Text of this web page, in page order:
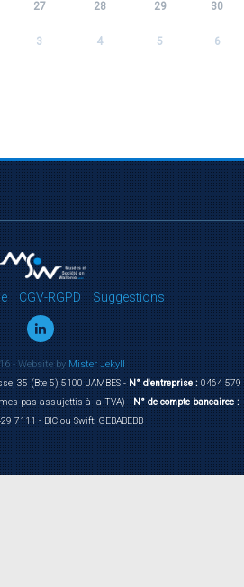
27 28 29 30
3 4 5 6
CGV-RGPD Suggestions
- Website byMister Jekyll
35 (Bte 5) 5100 JAMBES -N° d'entreprise :0464 579
pas assujettis à la TVA) -N° de compte bancairee :
7111 - BIC ou Swift: GEBABEBB